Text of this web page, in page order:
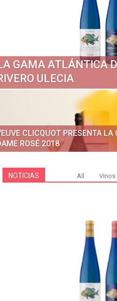
GAMA ATLÁNTICA
ULECIA
CLICQUOT PRESENTA LA
ROSÉ 2018
NOTICIAS All Vinos